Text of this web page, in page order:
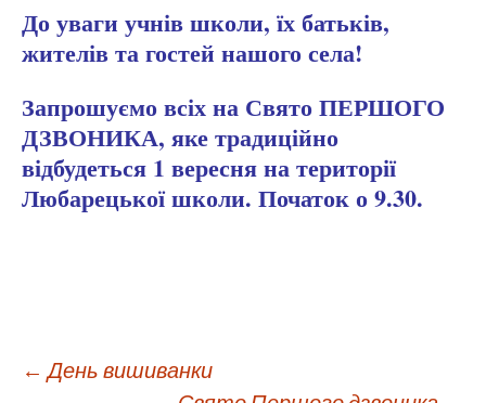
До уваги учнів школи, їх батьків,
жителів та гостей нашого села!
Запрошуємо всіх на Свято ПЕРШОГО
ДЗВОНИКА, яке традиційно
відбудеться 1 вересня на території
Любарецької школи. Початок о 9.30.
Навігація
← День вишиванки